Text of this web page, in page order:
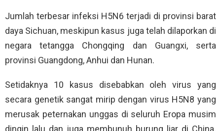
Jumlah terbesar infeksi H5N6 terjadi di provinsi barat
daya Sichuan, meskipun kasus juga telah dilaporkan di
negara tetangga Chongqing dan Guangxi, serta
provinsi Guangdong, Anhui dan Hunan.
Setidaknya 10 kasus disebabkan oleh virus yang
secara genetik sangat mirip dengan virus H5N8 yang
merusak peternakan unggas di seluruh Eropa musim